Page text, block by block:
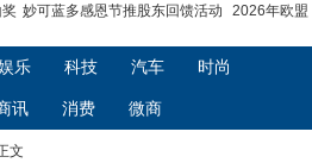
妙可蓝多感恩节推股东回馈活动
2026年欧盟
乐 科技 汽车 时尚
讯 消费 微商
文